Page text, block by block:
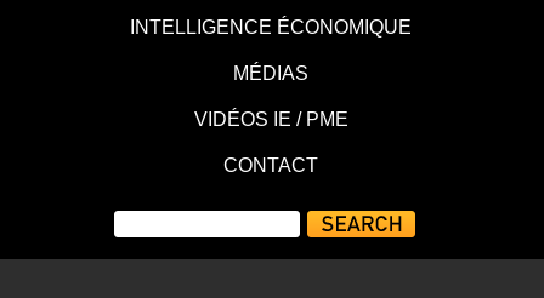
INTELLIGENCE ÉCONOMIQUE
MÉDIAS
VIDÉOS IE / PME
CONTACT